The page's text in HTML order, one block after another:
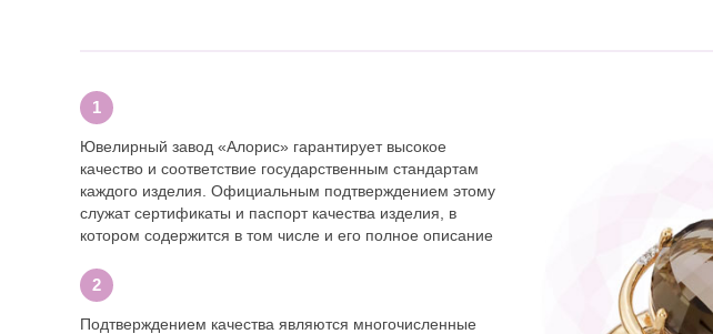
Ювелирный завод «Алорис» гарантирует высокое
качество и соответствие государственным стандартам
каждого изделия. Официальным подтверждением этому
служат сертификаты и паспорт качества изделия, в
котором содержится в том числе и его полное описание
Подтверждением качества являются многочисленные